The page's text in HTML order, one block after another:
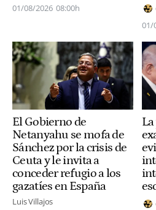
01/08/2026 08:00h
01/
El Gobierno de
Netanyahu se mofa de
Sánchez por la crisis de
Ceuta y le invita a
conceder refugio a los
gazatíes en España
Luis Villajos